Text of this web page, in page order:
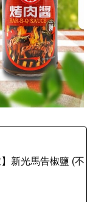
】新光馬告椒鹽 (不